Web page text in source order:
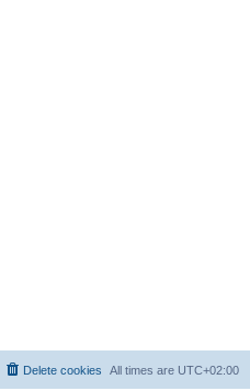
All times are UTC+02:00
Delete cookies